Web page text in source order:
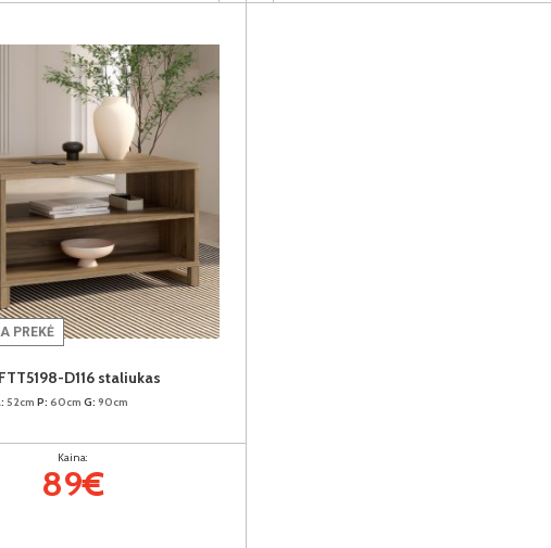
PREKĖ
D116 staliukas
52cm P: 60cm G: 90cm
Kaina:
89€